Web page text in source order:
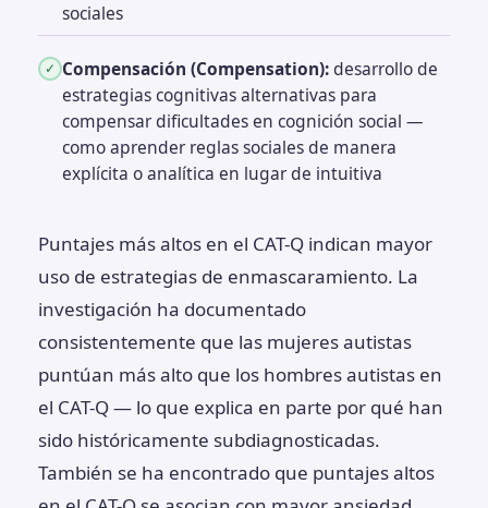
sociales
✓ Compensación (Compensation):desarrollo de
estrategias cognitivas alternativas para
compensar dificultades en cognición social —
como aprender reglas sociales de manera
explícita o analítica en lugar de intuitiva
Puntajes más altos en el CAT-Q indican mayor
uso de estrategias de enmascaramiento. La
investigación ha documentado
consistentemente que las mujeres autistas
puntúan más alto que los hombres autistas en
el CAT-Q — lo que explica en parte por qué han
sido históricamente subdiagnosticadas.
También se ha encontrado que puntajes altos